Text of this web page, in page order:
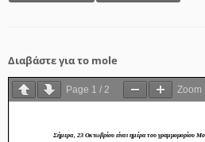
Διαβάστε για το mole
Page 1 / 2 Zoom